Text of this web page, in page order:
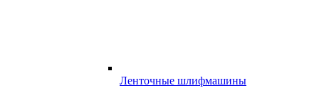
Ленточные шлифмашины